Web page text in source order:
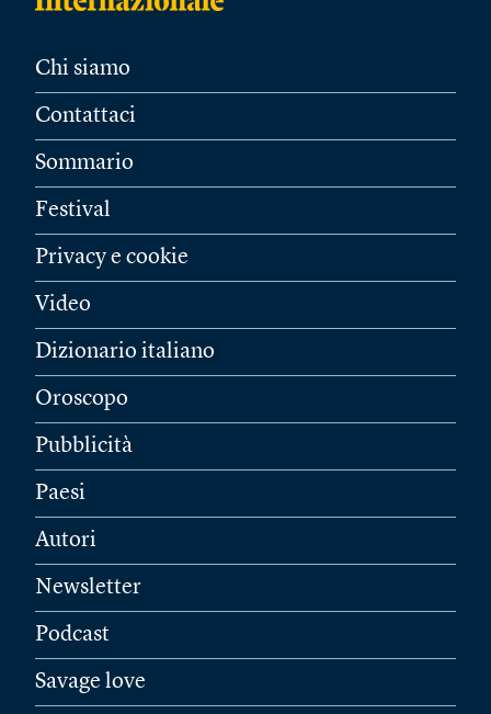
Chi siamo
Contattaci
Sommario
Festival
Privacy e cookie
Video
Dizionario italiano
Oroscopo
Pubblicità
Paesi
Autori
Newsletter
Podcast
Savage love